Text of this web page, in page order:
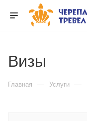
Визы
Главная — Услуги —